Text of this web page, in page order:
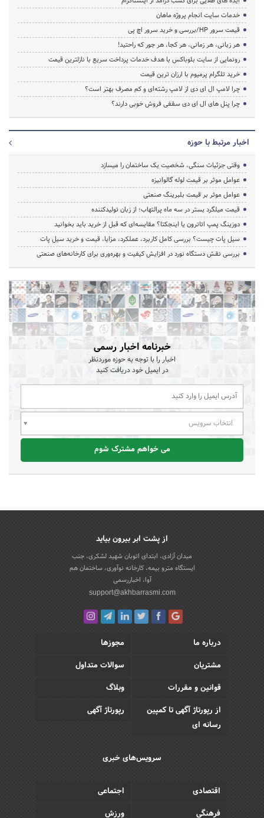
خدمات سایت انجام پروژه ماهان
قیمت سرور HP/بررسی و خرید سرور اچ پی
هر زبانی، هر زمانی، هر کجا، هر جور که راحتید!
رونمایی از سایت بلوباکس با هدف خدمات پرداخت سریع با نازلترین قیمت
خرید تلگرام پرمیوم با ارزان ترین قیمت
چرا لامپ ال ای دی از لامپ رشته‌ای و کم مصرف بهتر است؟
چرا پنل های ال ای دی سقفی فروش خوبی دارند؟
اخبار مرتبط با حوزه
وقتی جزئیات سنگی، شخصیت یک ساختمان را میسازد
عوامل موثر بر قیمت لوله گالوانیزه
عوامل موثر بر قیمت بلبرینگ صنعتی
قیمت میلگرد بستر در سه ماه پرالتهاب؛ از زبان تولیدکننده
دوزینگ پمپ اتاترون یا اینجکتا؟ مقایسه‌ای که قبل از خرید باید بخوانید
سیل پات چیست؟ بررسی کامل کاربرد، عملکرد، مزایا، قیمت و خرید سیل پات
بررسی نقش دستگاه نورد در افزایش کیفیت و بهره‌وری برای کارخانه‌های صنعتی
خبرنامه اخبار رسمی
اخبار را با توجه به حوزه موردنظر
در ایمیل خود دریافت کنید
انتخاب سرویس
می خواهم مشترک شوم
از پشت ابر بیرون بیاید
میدان آزادی، ابتدای اتوبان شهید لشکری، جنب
ایستگاه مترو بیمه، کارخانه نوآوری، ساختمان هم
آوا، اخباررسمی
support@akhbarrasmi.com
درباره ما
مجوزها
مشتریان
سوالات متداول
قوانین و مقررات
وبلاگ
از رپورتاژ آگهی تا کمپین
رسانه ای
رپورتاژ آگهی
سرویس‌های خبری
اقتصادی
اجتماعی
فرهنگی
ورزش